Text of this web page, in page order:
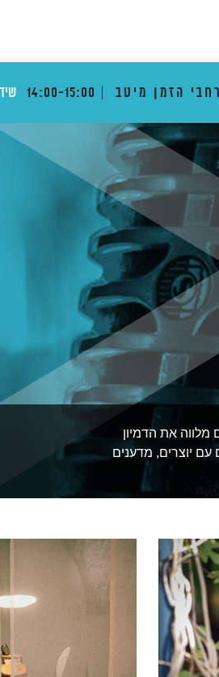
הזמן מיטב 14:00-15:00
את הדמיון
יוצרים, מדענים